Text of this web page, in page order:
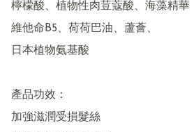
檸檬酸、植物性肉荳蔻酸、海藻精華
維他命B5、荷荷巴油、蘆薈、
日本植物氨基酸
產品功效：
加強滋潤受損髮絲